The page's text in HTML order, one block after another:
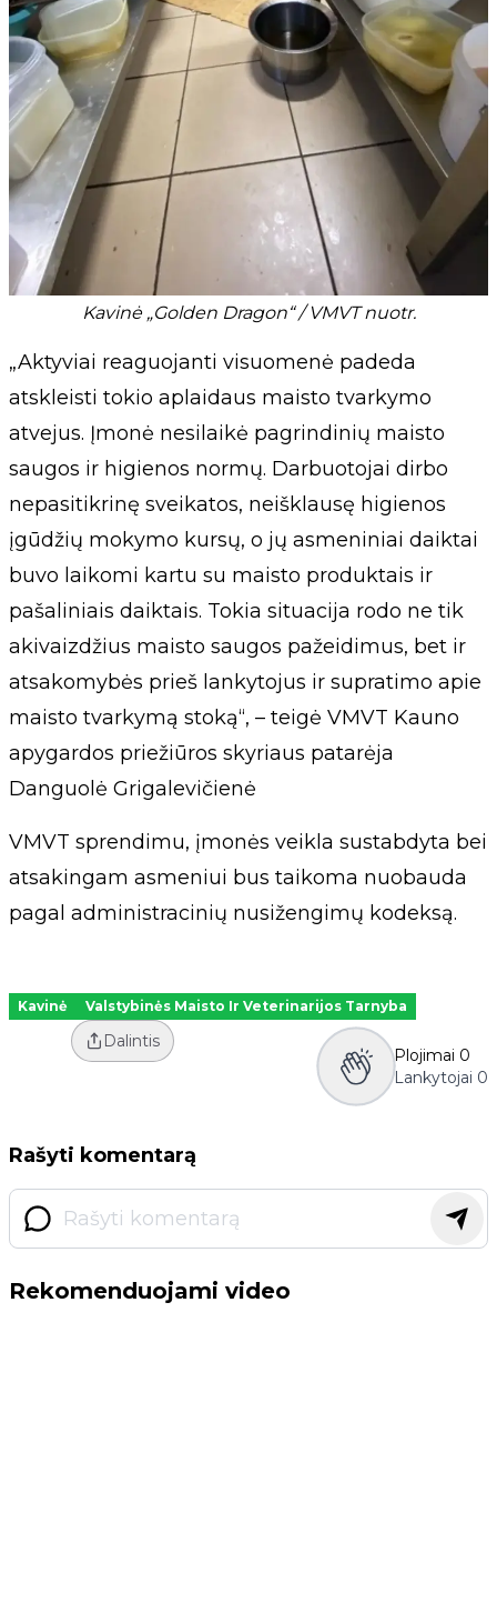
Kavinė „Golden Dragon“ / VMVT nuotr.
„Aktyviai reaguojanti visuomenė padeda
atskleisti tokio aplaidaus maisto tvarkymo
atvejus. Įmonė nesilaikė pagrindinių maisto
saugos ir higienos normų. Darbuotojai dirbo
nepasitikrinę sveikatos, neišklausę higienos
įgūdžių mokymo kursų, o jų asmeniniai daiktai
buvo laikomi kartu su maisto produktais ir
pašaliniais daiktais. Tokia situacija rodo ne tik
akivaizdžius maisto saugos pažeidimus, bet ir
atsakomybės prieš lankytojus ir supratimo apie
maisto tvarkymą stoką“, – teigė VMVT Kauno
apygardos priežiūros skyriaus patarėja
Danguolė Grigalevičienė
VMVT sprendimu, įmonės veikla sustabdyta bei
atsakingam asmeniui bus taikoma nuobauda
pagal administracinių nusižengimų kodeksą.
Kavinė Valstybinės Maisto Ir Veterinarijos Tarnyba
Dalintis
Plojimai 0
Lankytojai 0
Rašyti komentarą
Rekomenduojami video